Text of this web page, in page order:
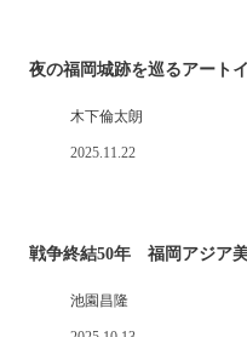
夜の福岡城跡を巡るアート
木下倫太朗
2025.11.22
戦争終結50年 福岡アジア
池園昌隆